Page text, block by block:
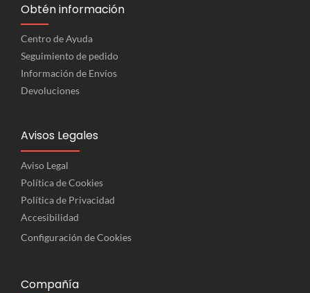
Obtén información
Centro de Ayuda
Seguimiento de pedido
Información de Envíos
Devoluciones
Avisos Legales
Aviso Legal
Política de Cookies
Política de Privacidad
Accesibilidad
Configuración de Cookies
Compañía